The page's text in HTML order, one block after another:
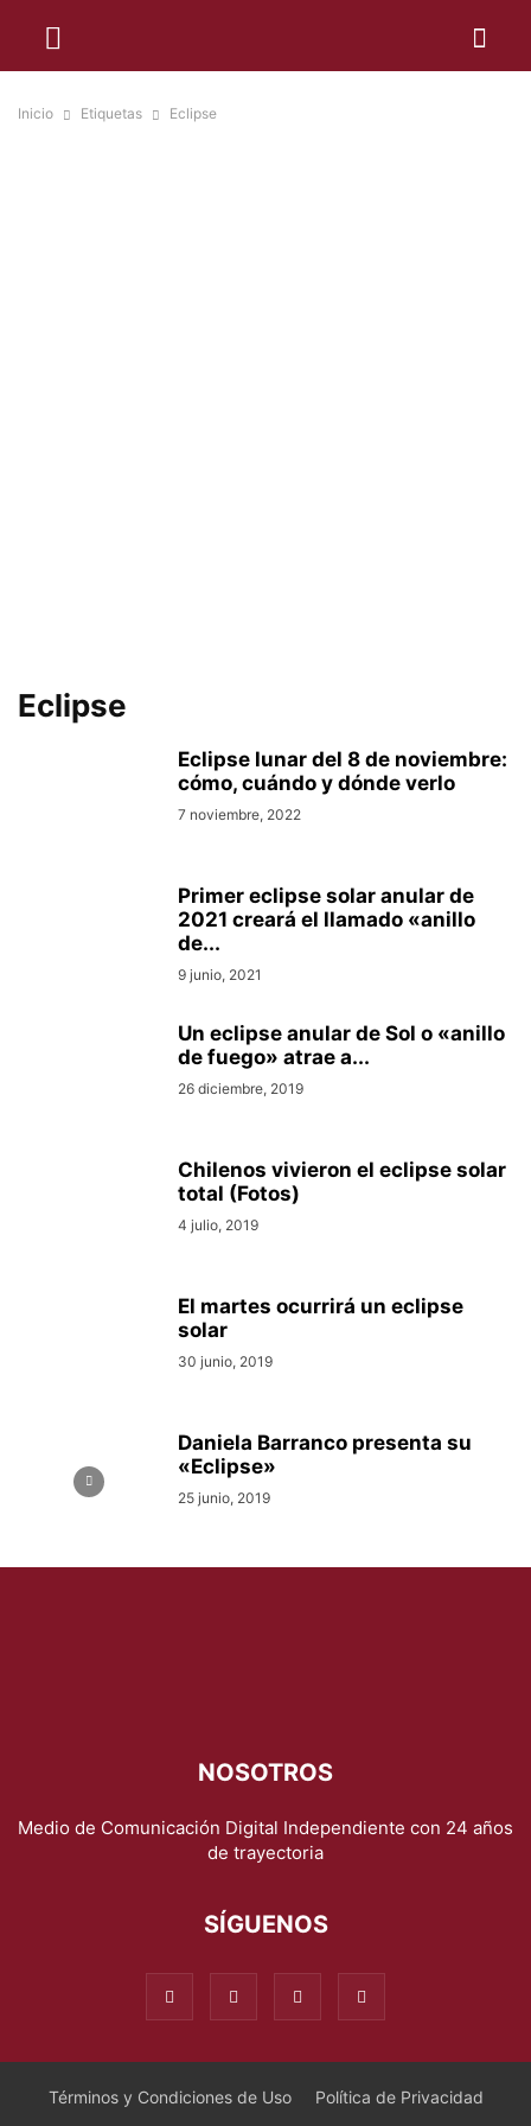
Inicio Etiquetas Eclipse
Eclipse
Eclipse lunar del 8 de noviembre:
cómo, cuándo y dónde verlo
7 noviembre, 2022
Primer eclipse solar anular de
2021 creará el llamado «anillo
de...
9 junio, 2021
Un eclipse anular de Sol o «anillo
de fuego» atrae a...
26 diciembre, 2019
Chilenos vivieron el eclipse solar
total (Fotos)
4 julio, 2019
El martes ocurrirá un eclipse
solar
30 junio, 2019
Daniela Barranco presenta su
«Eclipse»
25 junio, 2019
NOSOTROS
Medio de Comunicación Digital Independiente con 24 años
de trayectoria
SÍGUENOS
Términos y Condiciones de Uso Política de Privacidad